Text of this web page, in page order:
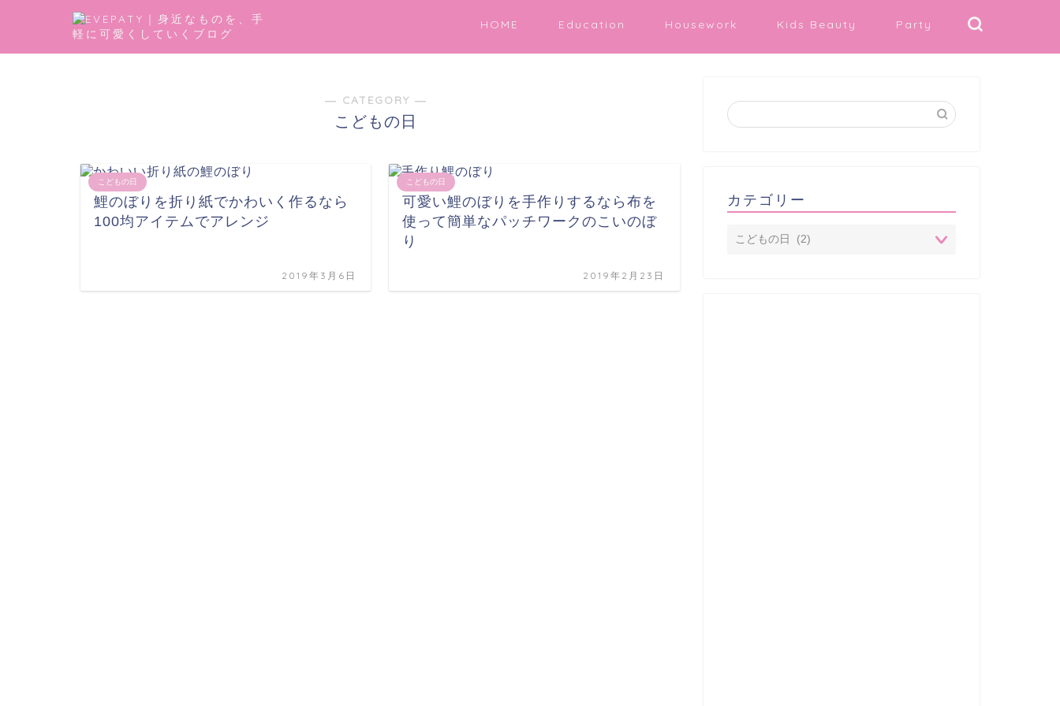
HOME Education Housework Kids Beauty Party
― CATEGORY ―
こどもの日
こどもの日
鯉のぼりを折り紙でかわいく作るなら
100均アイテムでアレンジ
2019年3月6日
こどもの日
可愛い鯉のぼりを手作りするなら布を
使って簡単なパッチワークのこいのぼ
り
2019年2月23日
カテゴリー